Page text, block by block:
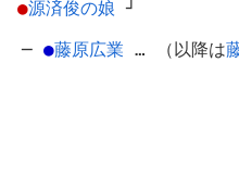
●源済俊の娘 ┘
─ ●藤原広業 … （以降は